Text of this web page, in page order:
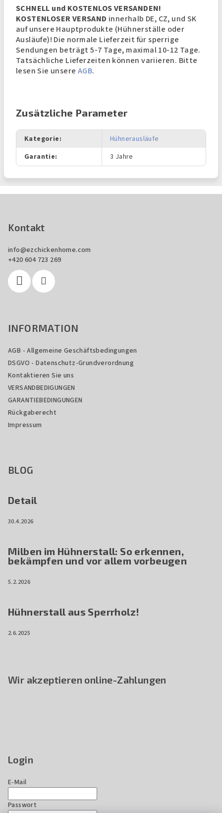
SCHNELL und KOSTENLOS VERSANDEN!
KOSTENLOSER VERSAND innerhalb DE, CZ, und SK
auf unsere Hauptprodukte (Hühnerställe oder
Ausläufe)! Die normale Lieferzeit für sperrige
Sendungen beträgt 5-7 Tage, maximal 10-12 Tage.
Tatsächliche Lieferzeiten können variieren. Bitte
lesen Sie unsere AGB.
Zusätzliche Parameter
Kategorie:
Hühnerausläufe
Garantie: 3 Jahre
Kontakt
info@ezchickenhome.com
+420 604 723 269
INFORMATION
AGB - Allgemeine Geschäftsbedingungen
DSGVO - Datenschutz-Grundverordnung
Kontaktieren Sie uns
VERSANDBEDIGUNGEN
GARANTIEBEDINGUNGEN
Rückgaberecht
Impressum
BLOG
Detail
30.4.2026
Milben im Hühnerstall: So erkennen,
bekämpfen und vor allem vorbeugen
5.2.2026
Hühnerstall aus Sperrholz!
2.6.2025
Wir akzeptieren online-Zahlungen
Login
E-Mail
Passwort